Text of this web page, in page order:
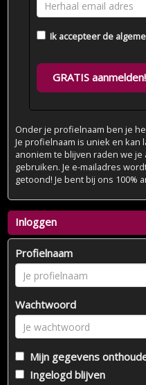
Ik accepteer de
GRATIS aanmelden!
Onder je profielnaam ben je
Je profielnaam is uniek en kan
anoniem te blijven raden we je
gebruiken. Je e-mailadres
getoond! Je bent bij ons 100%
Inloggen
Profielnaam
Wachtwoord
Mijn gegevens
Ingelogd blijven